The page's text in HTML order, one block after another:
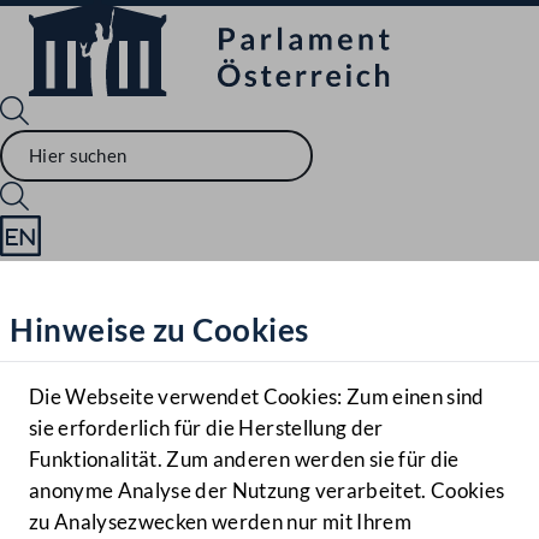
Hilfe
Benutzer
Navigationsmenü öffnen
MENÜ
Hinweise zu Cookies
Die Webseite verwendet Cookies: Zum einen sind
sie erforderlich für die Herstellung der
Funktionalität. Zum anderen werden sie für die
anonyme Analyse der Nutzung verarbeitet. Cookies
zu Analysezwecken werden nur mit Ihrem